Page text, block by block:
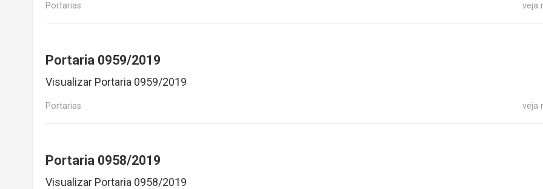
Portarias veja
Portaria 0959/2019
Visualizar Portaria 0959/2019
Portarias veja
Portaria 0958/2019
Visualizar Portaria 0958/2019